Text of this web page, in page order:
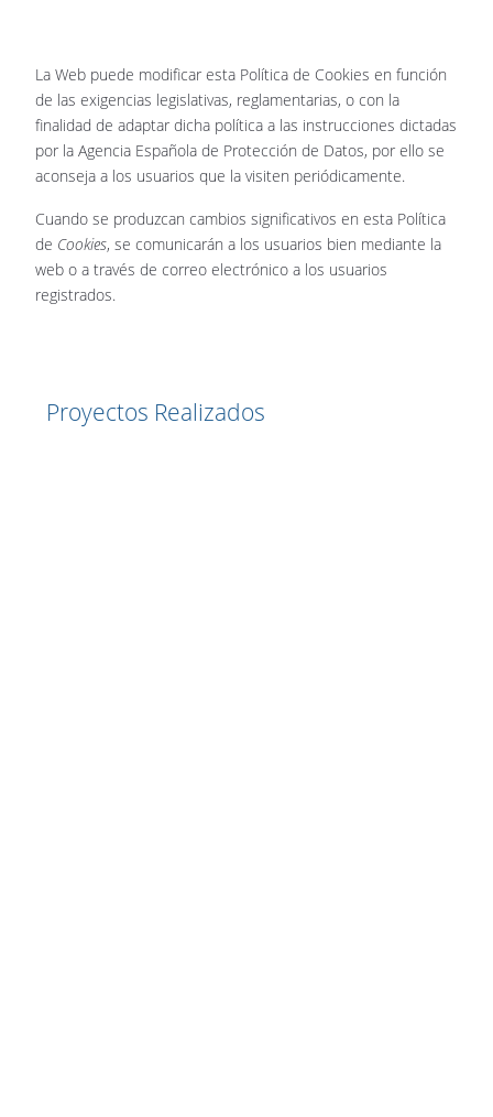
La Web puede modificar esta Política de Cookies en función
de las exigencias legislativas, reglamentarias, o con la
finalidad de adaptar dicha política a las instrucciones dictadas
por la Agencia Española de Protección de Datos, por ello se
aconseja a los usuarios que la visiten periódicamente.
Cuando se produzcan cambios significativos en esta Política
de Cookies, se comunicarán a los usuarios bien mediante la
web o a través de correo electrónico a los usuarios
registrados.
Proyectos Realizados